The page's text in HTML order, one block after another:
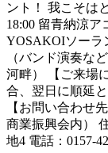
ント！ 我こそは
18:00 留青納涼ア
YOSAKOIソーラ
（バンド演奏な
河畔） 【ご来場
合、翌日に順延
【お問い合わせ
商業振興会内）
地4 電話：0157-